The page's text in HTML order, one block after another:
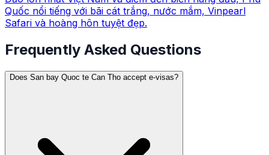
Quốc nổi tiếng với bãi cát trắng, nước mắm, Vinpearl
Safari và hoàng hôn tuyệt đẹp.
Frequently Asked Questions
Does San bay Quoc te Can Tho accept e-visas?